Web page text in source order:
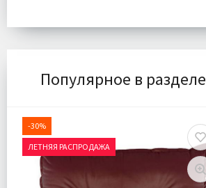
Популярное в разделе
-30%
ЛЕТНЯЯ РАСПРОДАЖА